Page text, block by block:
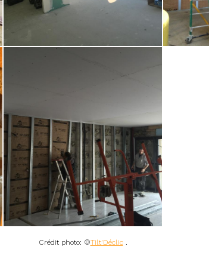
Crédit photo: ©Tilt'Déclic.